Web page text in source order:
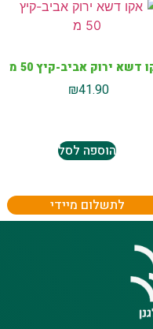
דשא ירוק אביב-קיץ 50 מ
₪41.90
הוספה לסל
לתשלום מיידי